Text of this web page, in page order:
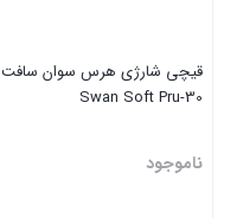
قیچی شارژی هرس سوان سافت
Swan Soft Pru-30
ناموجود